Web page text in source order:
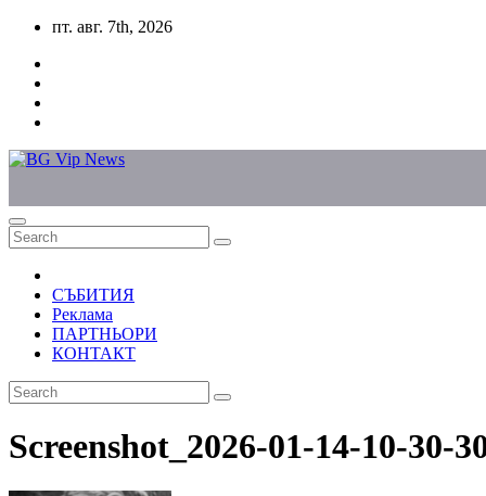
Skip
content
пт. авг. 7th, 2026
СЪБИТИЯ
Реклама
ПАРТНЬОРИ
КОНТАКТ
Screenshot_2026-01-14-10-30-